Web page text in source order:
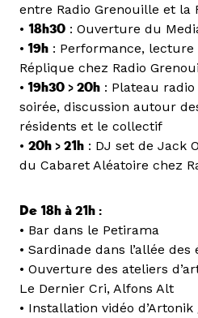
entre Radio Grenouille et la
• 18h30 : Ouverture du
• 19h : Performance,
Réplique chez Radio
• 19h30 > 20h : Plateau
soirée, discussion autour
résidents et le collectif
• 20h > 21h : DJ set de Jack
du Cabaret Aléatoire chez
De 18h à 21h :
• Bar dans le Petirama
• Sardinade dans l’allée des
• Ouverture des ateliers
Le Dernier Cri, Alfons Alt
• Installation vidéo